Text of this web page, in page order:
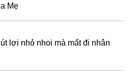
Mẹ
lợі nhỏ nhоі mà mất đі nhân